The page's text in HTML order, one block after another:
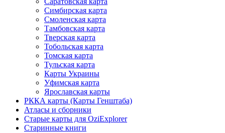
Симбирская карта
Смоленская карта
Тамбовская карта
Тверская карта
Тобольская карта
Томская карта
Тульская карта
Карты Украины
Уфимская карта
Ярославская карты
РККА карты (Карты Генштаба)
Атласы и сборники
Старые карты для OziExplorer
Старинные книги